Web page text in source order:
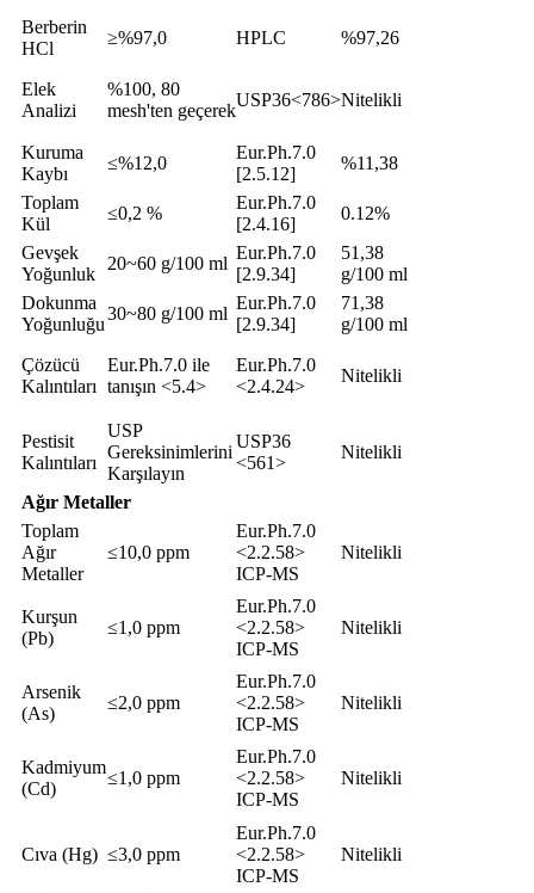
Berberin
HCl
≥%97,0 HPLC %97,26
Elek
Analizi
%100, 80
mesh'ten geçerek
USP36<786>Nitelikli
Kuruma
Kaybı
≤%12,0
Eur.Ph.7.0
[2.5.12]
%11,38
Toplam
Kül
≤0,2 %
Eur.Ph.7.0
[2.4.16]
0.12%
Gevşek
Yoğunluk
20~60 g/100 ml
Eur.Ph.7.0
[2.9.34]
51,38
g/100 ml
Dokunma
Yoğunluğu
30~80 g/100 ml
Eur.Ph.7.0
[2.9.34]
71,38
g/100 ml
Çözücü
Kalıntıları
Eur.Ph.7.0 ile
tanışın <5.4>
Eur.Ph.7.0
<2.4.24>
Nitelikli
Pestisit
Kalıntıları
USP
Gereksinimlerini
Karşılayın
USP36
<561>
Nitelikli
Ağır Metaller
Toplam
Ağır
Metaller
≤10,0 ppm
Eur.Ph.7.0
<2.2.58>
ICP-MS
Nitelikli
Kurşun
(Pb)
≤1,0 ppm
Eur.Ph.7.0
<2.2.58>
ICP-MS
Nitelikli
Arsenik
(As)
≤2,0 ppm
Eur.Ph.7.0
<2.2.58>
ICP-MS
Nitelikli
Kadmiyum
(Cd)
≤1,0 ppm
Eur.Ph.7.0
<2.2.58>
ICP-MS
Nitelikli
Cıva (Hg) ≤3,0 ppm
Eur.Ph.7.0
<2.2.58>
ICP-MS
Nitelikli